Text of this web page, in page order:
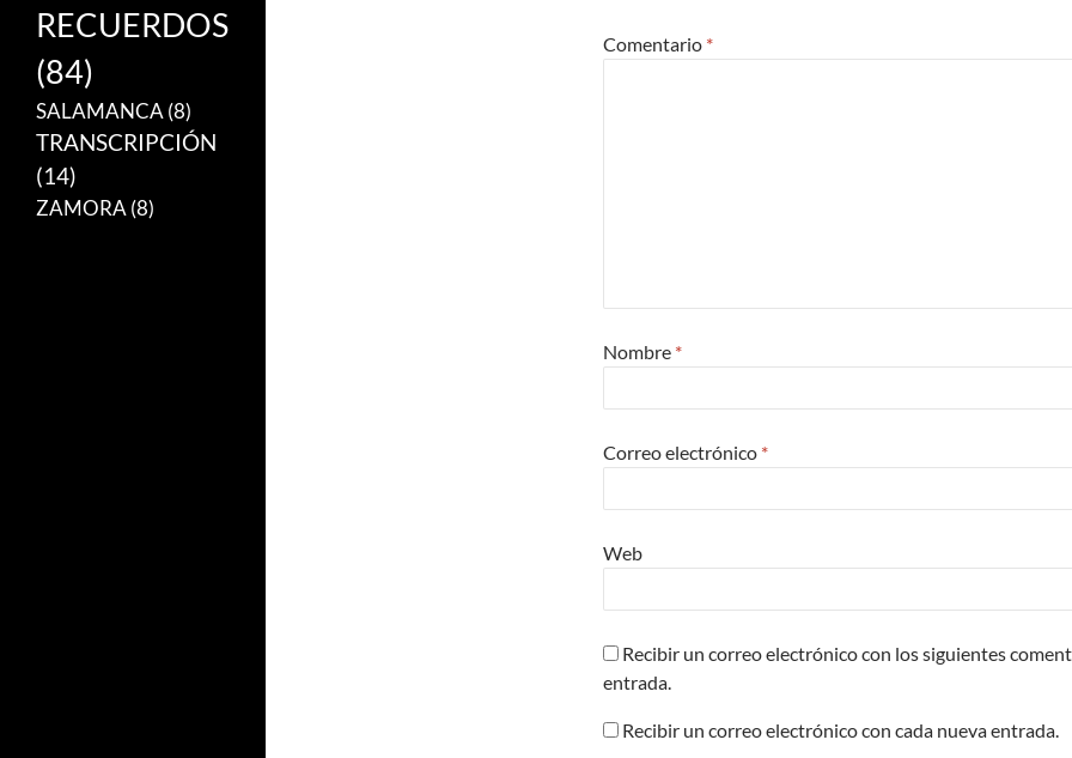
Comentario *
Nombre *
Correo electrónico *
Web
Recibir un correo electrónico con los siguientes
entrada.
Recibir un correo electrónico con cada nueva entrada.
RECUERDOS
(84)
SALAMANCA (8)
TRANSCRIPCIÓN
(14)
ZAMORA (8)